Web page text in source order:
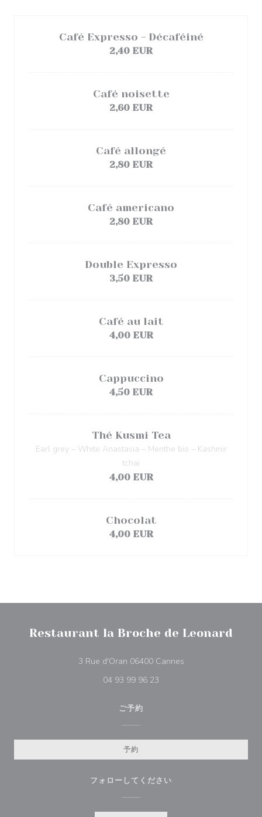
Café Expresso - Décaféiné
2,40 EUR
Café noisette
2,60 EUR
Café allongé
2,80 EUR
Café americano
2,80 EUR
Double Expresso
3,50 EUR
Café au lait
4,00 EUR
Cappuccino
4,50 EUR
Thé Kusmi Tea
Earl grey – White Anastasia – Menthe bio – Kashmir
tchai
4,00 EUR
Chocolat
4,00 EUR
Restaurant la Broche de Leonard
3 Rue d'Oran 06400 Cannes((新しいウィンドウ
04 93 99 96 23
ご予約
予約
フォローしてください